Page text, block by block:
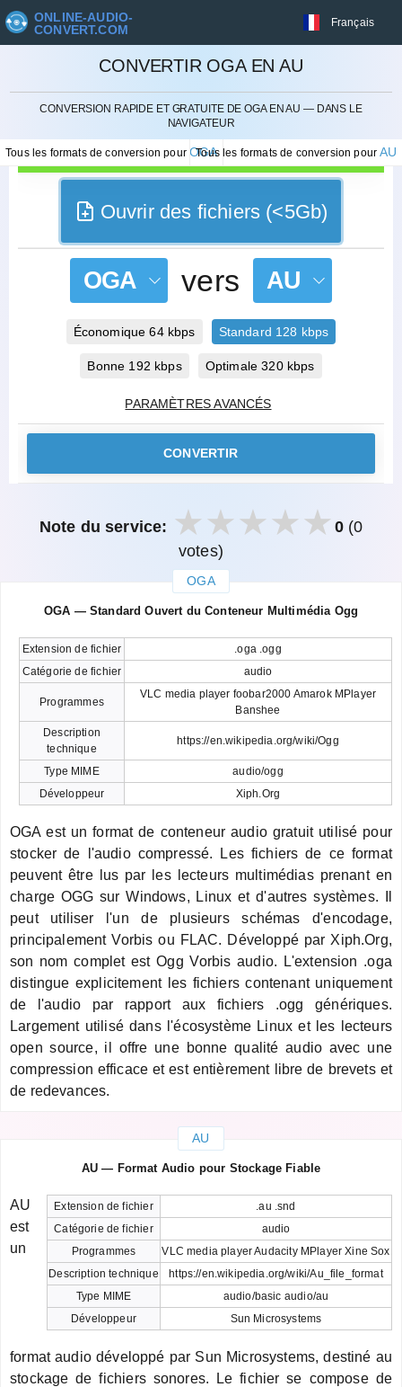
ONLINE-AUDIO-
CONVERT.COM
Français
CONVERTIR OGA EN AU
CONVERSION RAPIDE ET GRATUITE DE OGA EN AU — DANS LE
NAVIGATEUR
Tous les formats de conversion pour OGA
Tous les formats de conversion pourAU
Ouvrir des fichiers (<5Gb)
OGA vers AU
Économique 64 kbps Standard 128 kbps
Bonne 192 kbps Optimale 320 kbps
PARAMÈTRES AVANCÉS
CONVERTIR
Note du service: 0(0
votes)
OGA
OGA — Standard Ouvert du Conteneur Multimédia Ogg
Extension de fichier
.oga .ogg
Catégorie de fichier
audio
Programmes
VLC media player foobar2000 Amarok MPlayer
Banshee
Description
technique
https://en.wikipedia.org/wiki/Ogg
Type MIME
audio/ogg
Développeur
Xiph.Org
OGA est un format de conteneur audio gratuit utilisé pour
stocker de l'audio compressé. Les fichiers de ce format
peuvent être lus par les lecteurs multimédias prenant en
charge OGG sur Windows, Linux et d'autres systèmes. Il
peut utiliser l'un de plusieurs schémas d'encodage,
principalement Vorbis ou FLAC. Développé par Xiph.Org,
son nom complet est Ogg Vorbis audio. L'extension .oga
distingue explicitement les fichiers contenant uniquement
de l'audio par rapport aux fichiers .ogg génériques.
Largement utilisé dans l'écosystème Linux et les lecteurs
open source, il offre une bonne qualité audio avec une
compression efficace et est entièrement libre de brevets et
de redevances.
AU
AU — Format Audio pour Stockage Fiable
Extension de fichier
.au .snd
Catégorie de fichier
audio
Programmes
VLC media player Audacity MPlayer Xine Sox
Description technique
https://en.wikipedia.org/wiki/Au_file_format
Type MIME
audio/basic audio/au
Développeur
Sun Microsystems
AU
est
un
format audio développé par Sun Microsystems, destiné au
stockage de fichiers sonores. Le fichier se compose de